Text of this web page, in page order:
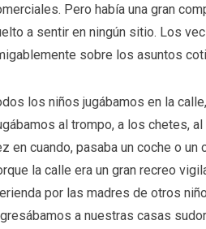
Pero había una gran
a sentir en ningún sitio. Los
sobre los asuntos
los niños jugábamos en la
al trompo, a los chetes,
en cuando, pasaba un coche o
la calle era un gran recreo
por las madres de otros
a nuestras casas